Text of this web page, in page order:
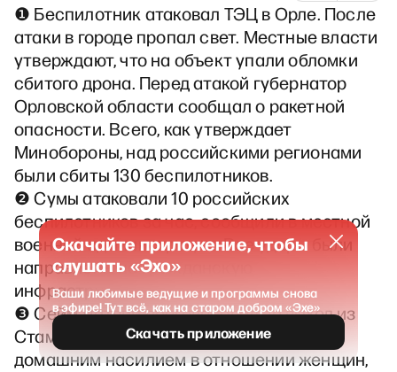
❶ Беспилотник атаковал ТЭЦ в Орле. После
атаки в городе пропал свет. Местные власти
утверждают, что на объект упали обломки
сбитого дрона. Перед атакой губернатор
Орловской области сообщал о ракетной
опасности. Всего, как утверждает
Минобороны, над российскими регионами
были сбиты 130 беспилотников.
❷ Сумы атаковали 10 российских
беспилотников за час, сообщили в местной
военной администрации. Все удары были
направлены на гражданскую
инфраструктуру.
❸ Сейм Латвии проголосовал за выход из
Стамбульской конвенции по борьбе с
домашним насилием в отношении женщин,
Скачайте приложение, чтобы
слушать «Эхо»
Ваши любимые ведущие и программы снова
в эфире! Тут всё, как на старом добром «Эхе»
Скачать приложение